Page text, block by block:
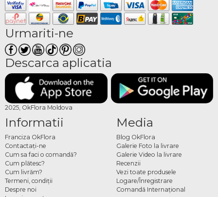
Urmariti-ne
Descarca aplicatia
2025, OkFlora Moldova
Informatii
Franciza OkFlora
Contactaţi-ne
Cum sa faci o comandă?
Cum plătesc?
Cum livrăm?
Termeni, condiţii
Despre noi
Media
Blog OkFlora
Galerie Foto la livrare
Galerie Video la livrare
Recenzii
Vezi toate produsele
Logare/Înregistrare
Comandă Internațional